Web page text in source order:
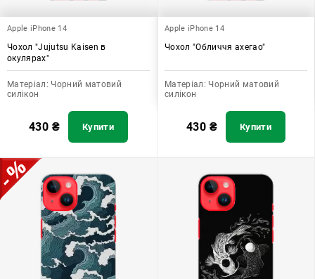
Apple iPhone 14
Чохол "Jujutsu Kaisen в
окулярах"
Матеріал: Чорний матовий
силікон
430 ₴ Купити
Apple iPhone 14
Чохол "Обличчя ахегао"
Матеріал: Чорний матовий
силікон
430 ₴ Купити